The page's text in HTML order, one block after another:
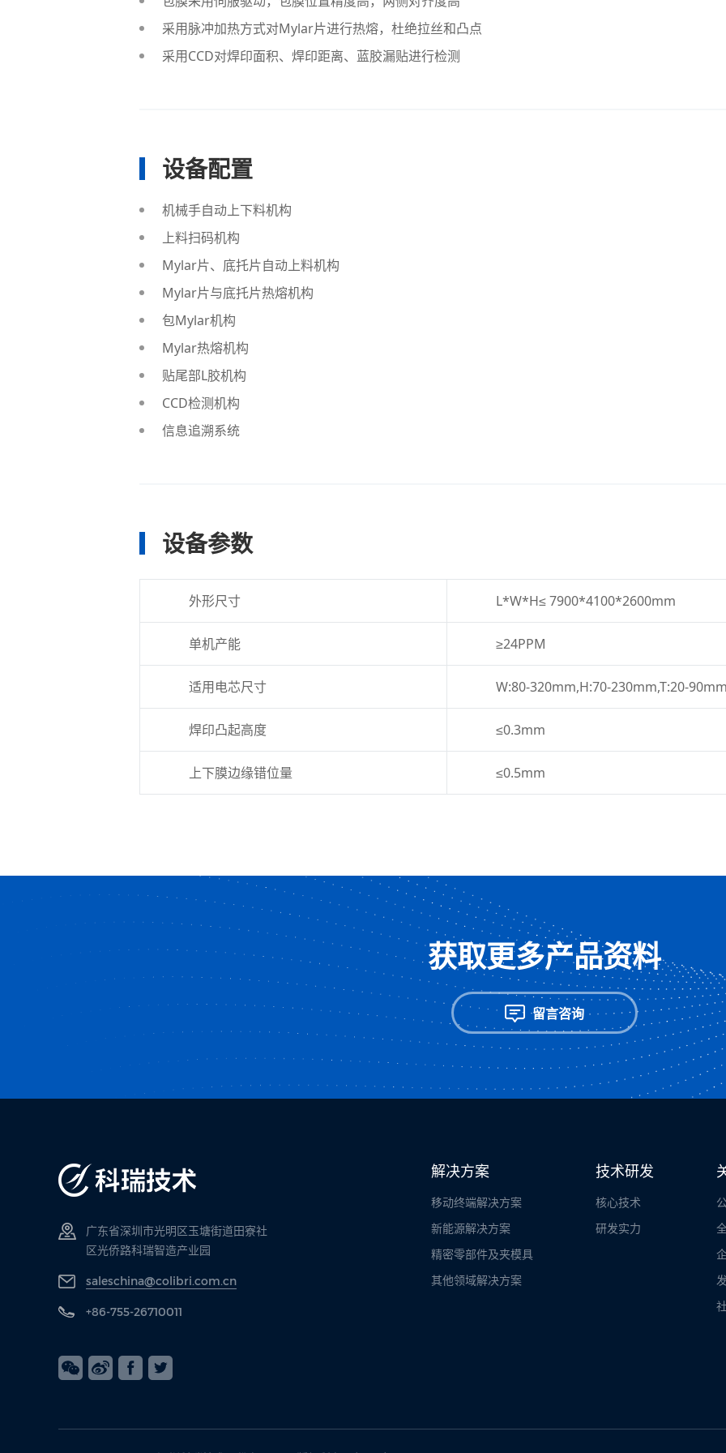
采用脉冲加热方式对Mylar片进行热熔，杜绝拉丝和凸点
采用CCD对焊印面积、焊印距离、蓝胶漏贴进行检测
设备配置
机械手自动上下料机构
上料扫码机构
Mylar片、底托片自动上料机构
Mylar片与底托片热熔机构
包Mylar机构
Mylar热熔机构
贴尾部L胶机构
CCD检测机构
信息追溯系统
设备参数
外形尺寸 L*W*H≤ 7900*4100*2600mm
单机产能 ≥24PPM
适用电芯尺寸 W:80-320mm,H:70-230mm,T:20-
焊印凸起高度 ≤0.3mm
上下膜边缘错位量 ≤0.5mm
获取更多产品资料
留言咨询
广东省深圳市光明区玉塘街道田寮社
区光侨路科瑞智造产业园
saleschina@colibri.com.cn
+86-755-26710011
解决方案
移动终端解决方案
新能源解决方案
精密零部件及夹模具
其他领域解决方案
技术研发
核心技术
研发实力